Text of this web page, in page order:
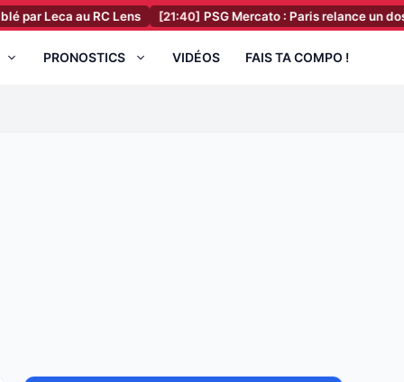
au RC Lens [21:40] PSG Mercato : Paris relance un dossier à
PRONOSTICS VIDÉOS FAIS TA COMPO !